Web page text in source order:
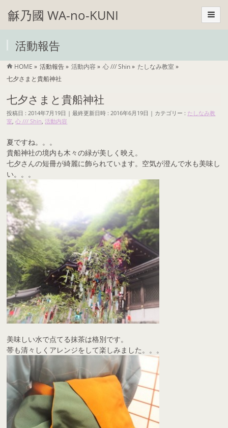
龢乃國 WA-no-KUNI
活動報告
HOME » 活動報告» 活動内容 » 心 /// Shin» たしなみ教室»
七夕さまと貴船神社
七夕さまと貴船神社
投稿日 : 2014年7月19日 最終更新日時 : 2016年6月19日 カテゴリー : たしなみ教
室,心 /// Shin,活動内容
夏ですね。。。
貴船神社の境内も木々の緑が美しく映え。
七夕さんの短冊が綺麗に飾られています。空気が澄んで水も美味し
い。。。
美味しい水で点てる抹茶は格別です。
帯も清々しくアレンジをして楽しみました。。。